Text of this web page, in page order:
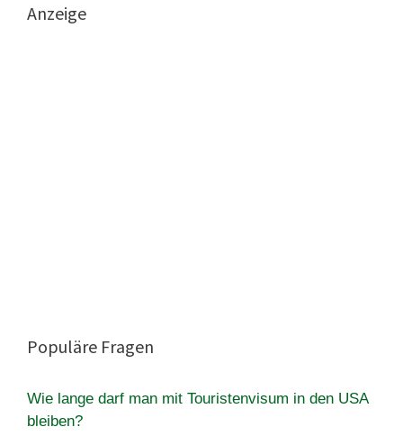
Anzeige
Populäre Fragen
Wie lange darf man mit Touristenvisum in den USA
bleiben?